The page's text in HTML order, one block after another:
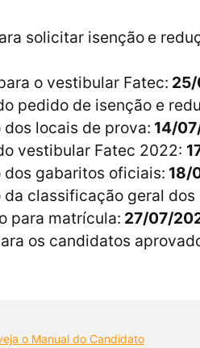
solicitar isenção e
o vestibular Fatec: 25/
pedido de isenção e
locais de prova: 14/
vestibular Fatec 2022:
dos gabaritos oficiais: 18/
da classificação geral
para matrícula: 27/07/
os candidatos
o Manual do Candidato